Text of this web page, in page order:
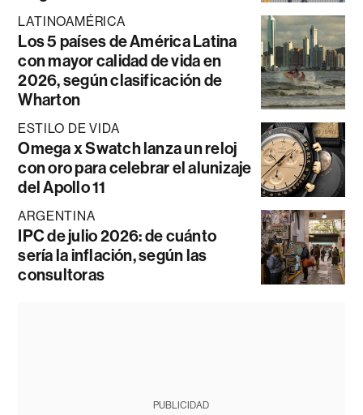
LATINOAMÉRICA
Los 5 países de América Latina
con mayor calidad de vida en
2026, según clasificación de
Wharton
ESTILO DE VIDA
Omega x Swatch lanza un reloj
con oro para celebrar el alunizaje
del Apollo 11
ARGENTINA
IPC de julio 2026: de cuánto
sería la inflación, según las
consultoras
PUBLICIDAD